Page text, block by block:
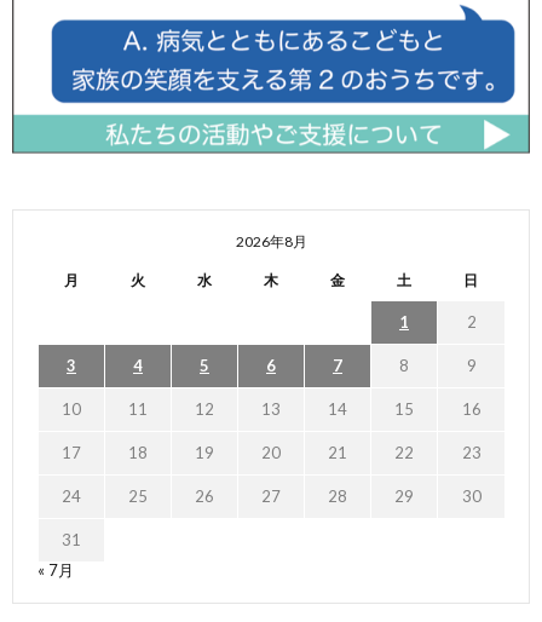
2026年8月
月 火 水 木 金 土 日
1 2
3 4 5 6 7 8 9
10 11 12 13 14 15 16
17 18 19 20 21 22 23
24 25 26 27 28 29 30
31
« 7月